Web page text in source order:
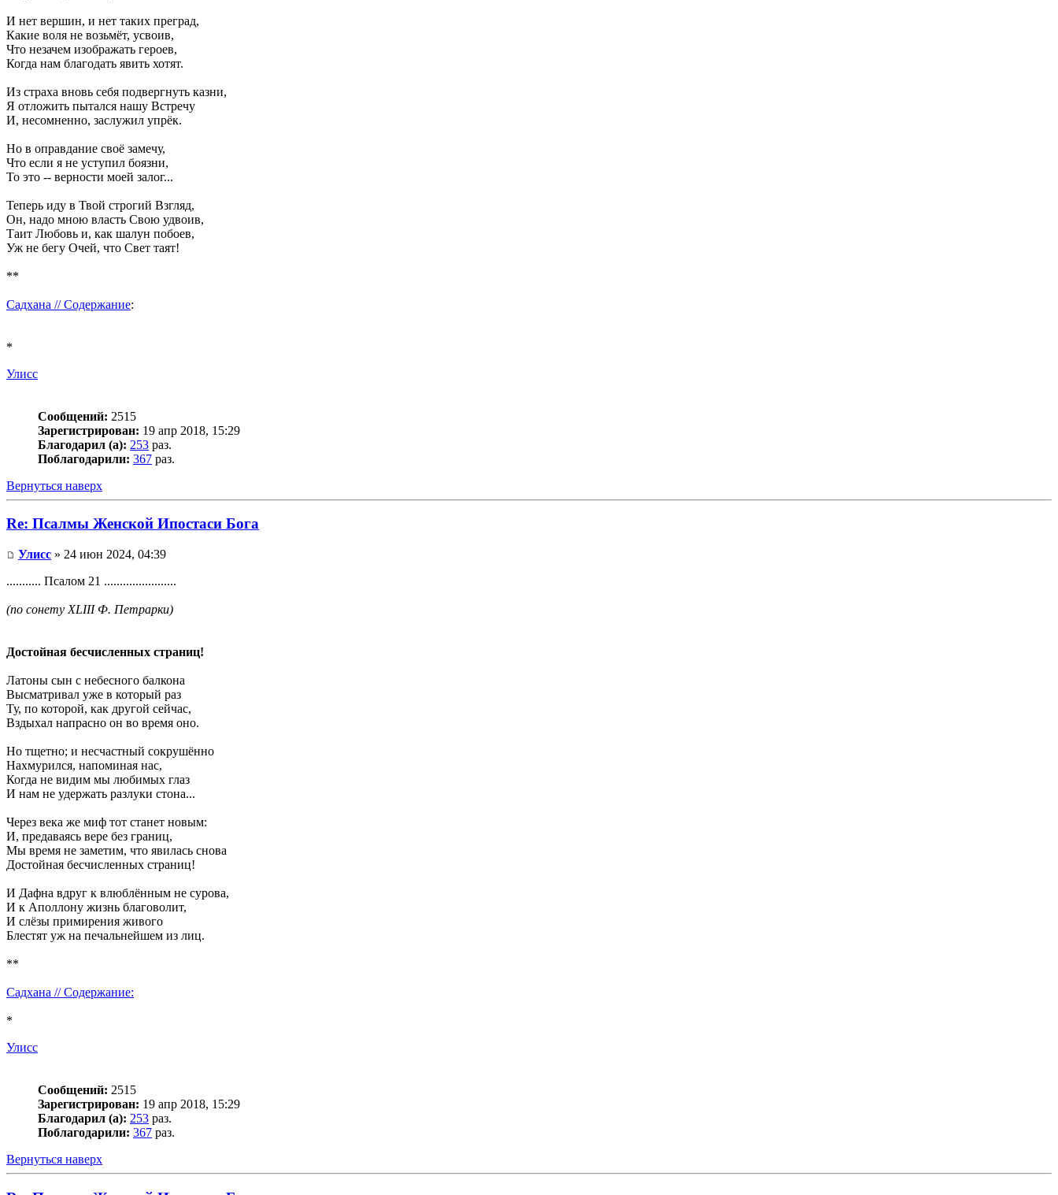
И нет вершин, и нет таких преград,
Какие воля не возьмёт, усвоив,
Что незачем изображать героев,
Когда нам благодать явить хотят.
Из страха вновь себя подвергнуть казни,
Я отложить пытался нашу Встречу
И, несомненно, заслужил упрёк.
Но в оправдание своё замечу,
Что если я не уступил боязни,
То это -- верности моей залог...
Теперь иду в Твой строгий Взгляд,
Он, надо мною власть Свою удвоив,
Таит Любовь и, как шалун побоев,
Уж не бегу Очей, что Свет таят!
**
Садхана // Содержание:
*
Улисс
Сообщений: 2515
Зарегистрирован: 19 апр 2018, 15:29
Благодарил (а): 253 раз.
Поблагодарили: 367 раз.
Вернуться наверх
Re: Псалмы Женской Ипостаси Бога
Улисс » 24 июн 2024, 04:39
........... Псалом 21 .......................
(по сонету XLIII Ф. Петрарки)
Достойная бесчисленных страниц!
Латоны сын с небесного балкона
Высматривал уже в который раз
Ту, по которой, как другой сейчас,
Вздыхал напрасно он во время оно.
Но тщетно; и несчастный сокрушённо
Нахмурился, напоминая нас,
Когда не видим мы любимых глаз
И нам не удержать разлуки стона...
Через века же миф тот станет новым:
И, предаваясь вере без границ,
Мы время не заметим, что явилась снова
Достойная бесчисленных страниц!
И Дафна вдруг к влюблённым не сурова,
И к Аполлону жизнь благоволит,
И слёзы примирения живого
Блестят уж на печальнейшем из лиц.
**
Садхана // Содержание:
*
Улисс
Сообщений: 2515
Зарегистрирован: 19 апр 2018, 15:29
Благодарил (а): 253 раз.
Поблагодарили: 367 раз.
Вернуться наверх